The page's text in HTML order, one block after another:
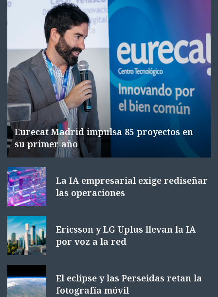
Eurecat Madrid impulsa 85 proyectos en
su primer año
La IA empresarial exige rediseñar
las operaciones
Ericsson y LG Uplus llevan la IA
por voz a la red
El eclipse y las Perseidas retan la
fotografía móvil